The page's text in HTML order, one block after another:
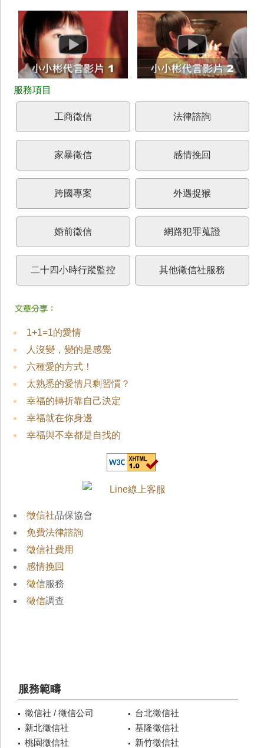
工商徵信 法律諮詢
家暴徵信 感情挽回
跨國專案 外遇捉猴
婚前徵信 網路犯罪蒐證
二十四小時行蹤監控 其他徵信社服務
1+1=1的愛情
人沒變，變的是感覺
六種愛的方式！
太熟悉的愛情只剩習慣？
幸福的轉折靠自己決定
幸福就在你身邊
幸福與不幸都是自找的
徵信社品保協會
免費法律諮詢
徵信社費用
感情挽回
徵信服務
徵信調查
服務範疇
徵信社 / 徵信公司
台北徵信社
新北徵信社
基隆徵信社
桃園徵信社
新竹徵信社